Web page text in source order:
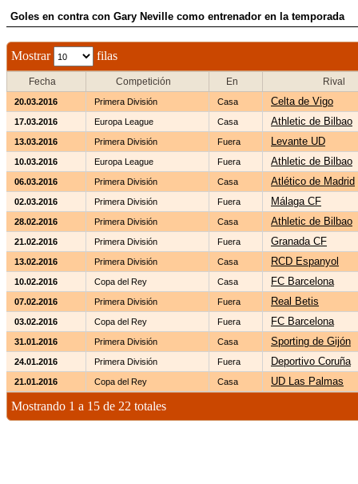
Goles en contra con Gary Neville como entrenador en la temporada
Mostrar filas
Fecha Competición En Rival
20.03.2016 Primera División Casa Celta de Vigo
17.03.2016 Europa League Casa Athletic de Bilbao
13.03.2016 Primera División Fuera Levante UD
10.03.2016 Europa League Fuera Athletic de Bilbao
06.03.2016 Primera División Casa Atlético de Madrid
02.03.2016 Primera División Fuera Málaga CF
28.02.2016 Primera División Casa Athletic de Bilbao
21.02.2016 Primera División Fuera Granada CF
13.02.2016 Primera División Casa RCD Espanyol
10.02.2016 Copa del Rey Casa FC Barcelona
07.02.2016 Primera División Fuera Real Betis
03.02.2016 Copa del Rey Fuera FC Barcelona
31.01.2016 Primera División Casa Sporting de Gijón
24.01.2016 Primera División Fuera Deportivo Coruña
21.01.2016 Copa del Rey Casa UD Las Palmas
Mostrando 1 a 15 de 22 totales